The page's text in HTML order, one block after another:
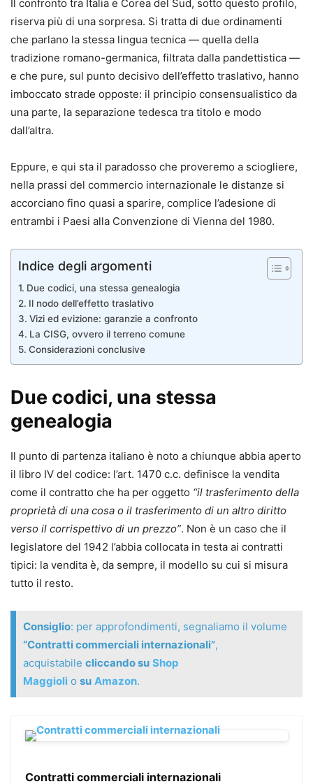
Il confronto tra Italia e Corea del Sud, sotto questo profilo,
riserva più di una sorpresa. Si tratta di due ordinamenti
che parlano la stessa lingua tecnica — quella della
tradizione romano-germanica, filtrata dalla pandettistica —
e che pure, sul punto decisivo dell’effetto traslativo, hanno
imboccato strade opposte: il principio consensualistico da
una parte, la separazione tedesca tra titolo e modo
dall’altra.
Eppure, e qui sta il paradosso che proveremo a sciogliere,
nella prassi del commercio internazionale le distanze si
accorciano fino quasi a sparire, complice l’adesione di
entrambi i Paesi alla Convenzione di Vienna del 1980.
Indice degli argomenti
Due codici, una stessa genealogia
Il nodo dell’effetto traslativo
Vizi ed evizione: garanzie a confronto
La CISG, ovvero il terreno comune
Considerazioni conclusive
Due codici, una stessa
genealogia
Il punto di partenza italiano è noto a chiunque abbia aperto
il libro IV del codice: l’art. 1470 c.c. definisce la vendita
come il contratto che ha per oggetto “il trasferimento della
proprietà di una cosa o il trasferimento di un altro diritto
verso il corrispettivo di un prezzo”. Non è un caso che il
legislatore del 1942 l’abbia collocata in testa ai contratti
tipici: la vendita è, da sempre, il modello su cui si misura
tutto il resto.
Consiglio: per approfondimenti, segnaliamo il volume
“Contratti commerciali internazionali”,
acquistabile cliccando su Shop
Maggioli o su Amazon.
Contratti commerciali internazionali